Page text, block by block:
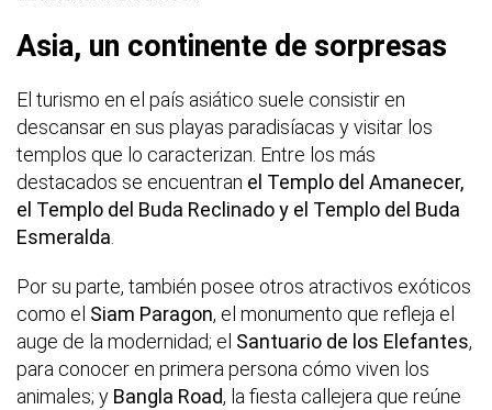
Asia, un continente de sorpresas
El turismo en el país asiático suele consistir en
descansar en sus playas paradisíacas y visitar los
templos que lo caracterizan. Entre los más
destacados se encuentran el Templo del Amanecer,
el Templo del Buda Reclinado y el Templo del Buda
Esmeralda
Por su parte, también posee otros atractivos exóticos
como el Siam Paragon, el monumento que refleja el
auge de la modernidad; el Santuario de los Elefantes,
para conocer en primera persona cómo viven los
animales; y Bangla Road, la fiesta callejera que reúne